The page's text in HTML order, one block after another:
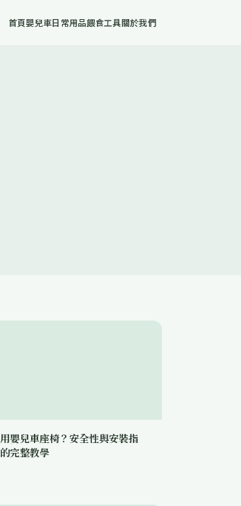
首頁嬰兒車日常用品餵食工具關於我們
嬰兒車座椅？安全性與安裝指
完整教學